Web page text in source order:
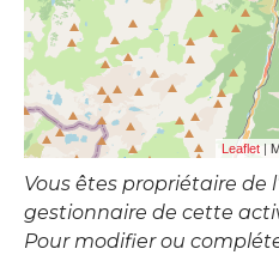
Leaflet |
Vous êtes propriétaire de
gestionnaire de cette
Pour modifier ou